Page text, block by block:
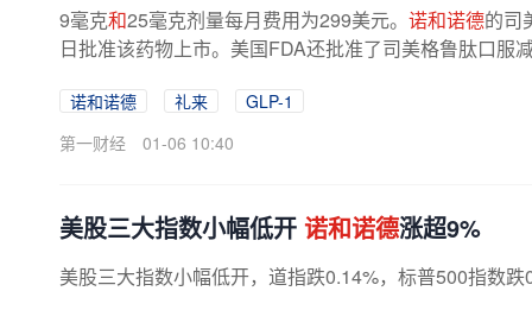
9毫克和25毫克剂量每月费用为299美元。 诺和诺德的司
日批准该药物上市。美国FDA还批准了司美格鲁肽口服
诺和诺德 礼来
GLP-1
第一财经
01-06 10:40
美股三大指数小幅低开 诺和诺德涨超9%
美股三大指数小幅低开，道指跌0.14%，标普500指数